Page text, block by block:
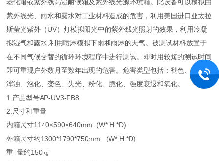
老化箱或紫外线高湿耐候箱及紫外线光源环境箱。此设备可以模拟由
紫外线光、雨水和露水对工业材料造成的危害，利用美国进口亚太拉
斯莹光紫外（UV）灯模拟阳光中的紫外线光照射的效果，利用冷凝
拟湿气和露水,利用喷淋模拟下雨和雨淋的天气。被测试材料放置于
在不同气候交替的循环环境程序中进行测试。即时用较短的测试时间
即可重现户外数月至数年出现的危害。危害类型包括：褪色、裂痕、
浑浊、泡化、变色、失光、粉化、脆化、强度衰退和氧化。
1.产品型号AP-UV3-FB8
2.尺寸和重量
内箱尺寸1140×590×640mm (W* H *D)
外箱尺寸约1300*1790*750mm (W* H *D)
重 量约150㎏